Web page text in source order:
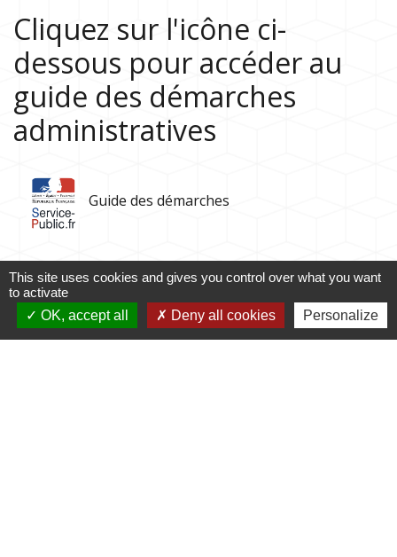
Cliquez sur l'icône ci-
dessous pour accéder au
guide des démarches
administratives
Guide des démarches
This site uses cookies and gives you control over what you want
to activate
OK, accept all
Deny all cookies Personalize